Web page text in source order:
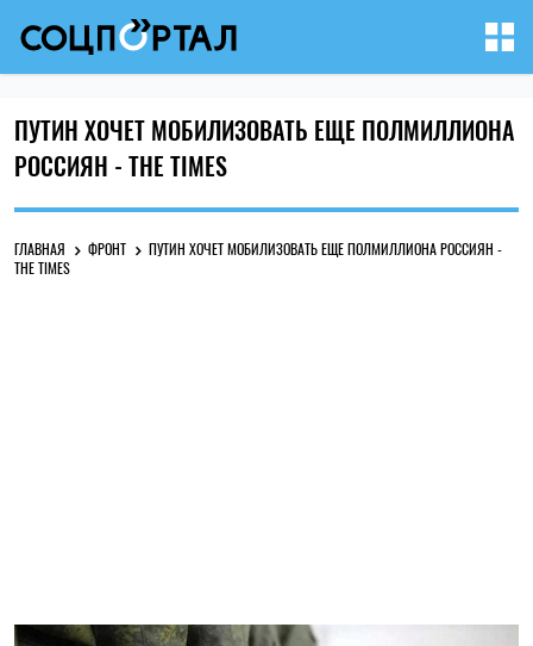
ПУТИН ХОЧЕТ МОБИЛИЗОВАТЬ ЕЩЕ ПОЛМИЛЛИОНА
РОССИЯН - THE TIMES
ГЛАВНАЯ ФРОНТ
ПУТИН ХОЧЕТ МОБИЛИЗОВАТЬ ЕЩЕ ПОЛМИЛЛИОНА РОССИЯН -
THE TIMES